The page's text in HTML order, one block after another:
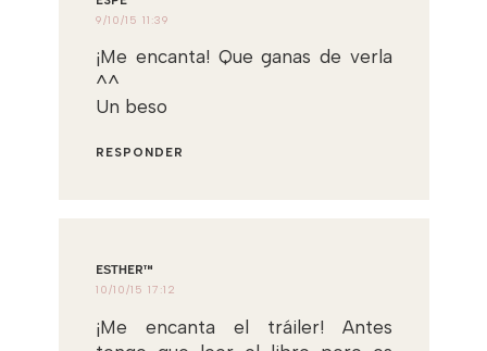
9/10/15 11:39
¡Me encanta! Que ganas de verla
^^
Un beso
RESPONDER
EЅТНER™
10/10/15 17:12
¡Me encanta el tráiler! Antes